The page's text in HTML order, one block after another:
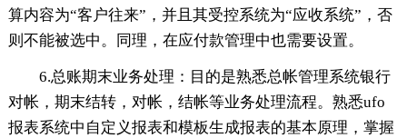
算内容为“客户往来”，并且其受控系统为“应收系统”，否
则不能被选中。同理，在应付款管理中也需要设置。
6.总账期末业务处理：目的是熟悉总帐管理系统银行
对帐，期末结转，对帐，结帐等业务处理流程。熟悉ufo
报表系统中自定义报表和模板生成报表的基本原理，掌握